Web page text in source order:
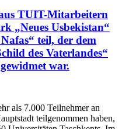
TUIT-Mitarbeitern
„Neues Usbekistan“
teil, der dem
des Vaterlandes“
war.
als 7.000 Teilnehmer an
teilgenommen haben,